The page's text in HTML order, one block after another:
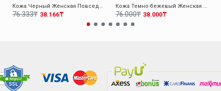
Кожа Черный Женская Повседневная Обувь 009ZA0151
38.166₸
76.333₸
Кожа Темно-бежевый Женская Повседневная Обувь 009ZA0351
38.000₸
76.000₸